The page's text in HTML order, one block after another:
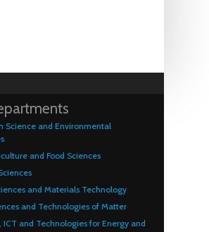
Science and Environmental
and Food Sciences
and Materials Technology
and Technologies of Matter
ICT and Technologies for Energy and